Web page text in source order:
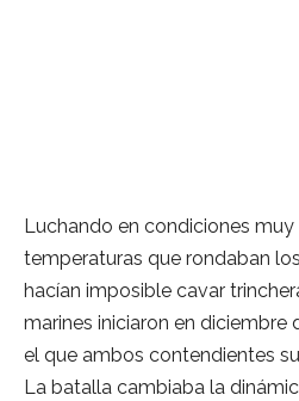
Luchando en condiciones muy
temperaturas que rondaban
hacían imposible cavar
marines iniciaron en diciembre
el que ambos contendientes
La batalla cambiaba la